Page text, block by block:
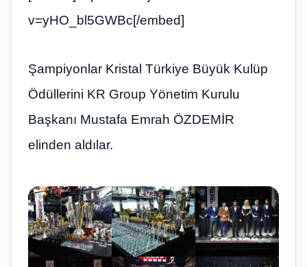
v=yHO_bl5GWBc[/embed]
Şampiyonlar Kristal Türkiye Büyük Kulüp
Ödüllerini KR Group Yönetim Kurulu
Başkanı Mustafa Emrah ÖZDEMİR
elinden aldılar.